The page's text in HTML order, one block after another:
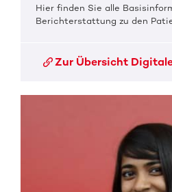
Hier finden Sie alle
Berichterstattung zu den
Zur Übersicht